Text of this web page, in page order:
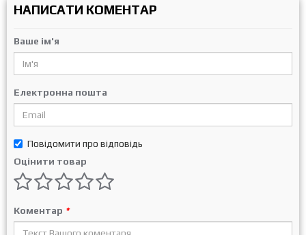
НАПИСАТИ КОМЕНТАР
Ваше ім'я
Електронна пошта
Повідомити про відповідь
Оцінити товар
Коментар *